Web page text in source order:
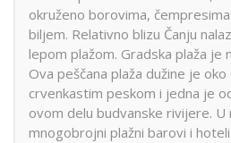
okruženo borovima,
biljem. Relativno blizu Čanju
lepom plažom. Gradska plaža je
Ova peščana plaža dužine je
crvenkastim peskom i jedna je
ovom delu budvanske rivijere. U
mnogobrojni plažni barovi i hoteli.